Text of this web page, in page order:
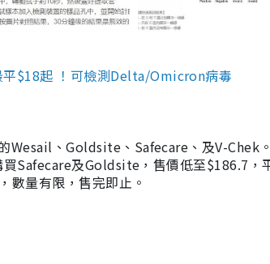
平$18起 ！可檢測Delta/Omicron病毒
Wesail、Goldsite、Safecare、及V-Chek
Safecare及Goldsite，售價低至$186.7，
數量有限，售完即止。